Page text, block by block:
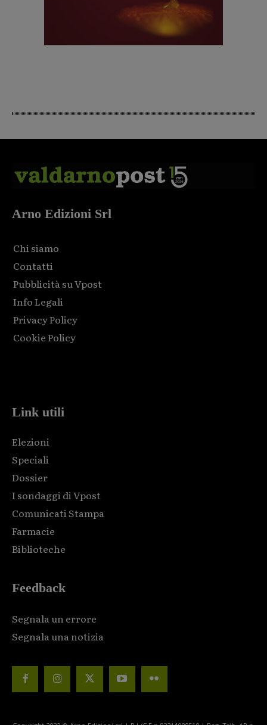
Arno Edizioni Srl
Chi siamo
Contatti
Pubblicità su Vpost
Info Legali
Privacy Policy
Cookie Policy
Link utili
Elezioni
Speciali
Dossier
I sondaggi di Vpost
Comunicati Stampa
Farmacie
Biblioteche
Feedback
Segnala un errore
Segnala una notizia